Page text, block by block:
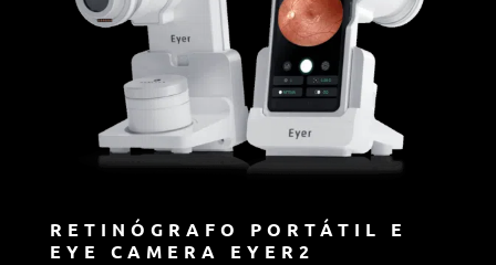
RETINÓGRAFO PORTÁTIL E
EYE CAMERA EYER2